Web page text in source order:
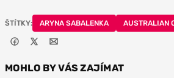
ŠTÍTKY: ARYNA SABALENKA AUSTRALIAN
MOHLO BY VÁS ZAJÍMAT